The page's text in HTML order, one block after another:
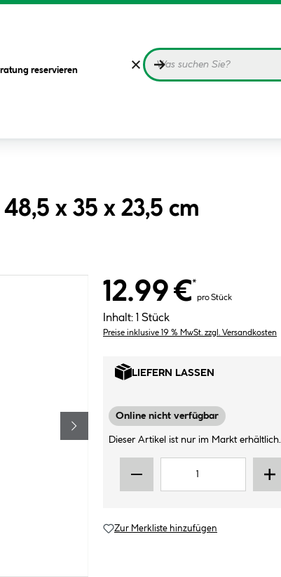
reservieren
x 35 x 23,5 cm
12.99 €*
pro Stück
Inhalt: 1 Stück
Preise inklusive 19 % MwSt. zzgl. Versandkosten
LIEFERN LASSEN
Online nicht verfügbar
Dieser Artikel ist nur im Markt erhältlich.
Zur Merkliste hinzufügen